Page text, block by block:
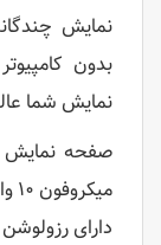
نمایش
بدون
نمایش شما